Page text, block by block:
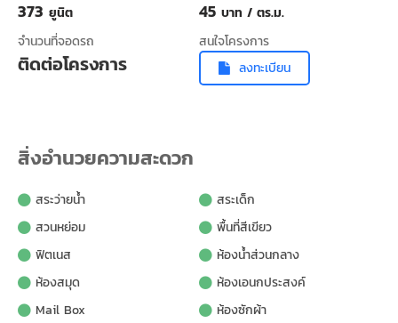
373 ยูนิต 45 บาท / ตร.ม.
จำนวนที่จอดรถ
ติดต่อโครงการ
สนใจโครงการ
ลงทะเบียน
สิ่งอำนวยความสะดวก
สระว่ายน้ำ
สระเด็ก
สวนหย่อม
พื้นที่สีเขียว
ฟิตเนส
ห้องน้ำส่วนกลาง
ห้องสมุด
ห้องเอนกประสงค์
Mail Box
ห้องซักผ้า